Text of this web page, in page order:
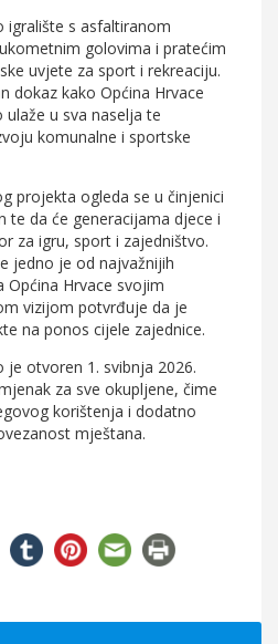
igralište s asfaltiranom
golovima i pratećim
uvjete za sport i rekreaciju.
dokaz kako Općina Hrvace
u sva naselja te
komunalne i sportske
projekta ogleda se u činjenici
te da će generacijama djece i
za igru, sport i zajedništvo.
jedno je od najvažnijih
Općina Hrvace svojim
vizijom potvrđuje da je
na ponos cijele zajednice.
je otvoren 1. svibnja 2026.
za sve okupljene, čime
korištenja i dodatno
mještana.